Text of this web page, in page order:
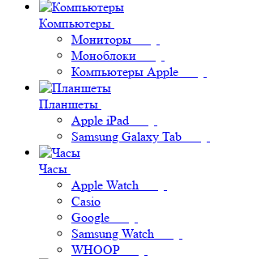
Компьютеры
Мониторы
Моноблоки
Компьютеры Apple
Планшеты
Apple iPad
Samsung Galaxy Tab
Часы
Apple Watch
Casio
Google
Samsung Watch
WHOOP